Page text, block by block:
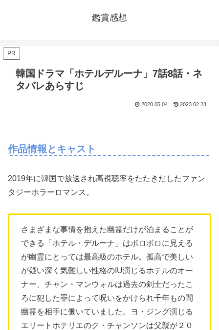
鑑賞感想
PR
韓国ドラマ「ホテルデルーナ」7話8話・ネ
タバレあらすじ
2020.05.04 2023.02.23
作品情報とキャスト
2019年に韓国で放送され高視聴率をたたきだしたファン
タジーホラーロマンス。
さまざまな事情を抱えた幽霊だけが泊まることが
できる「ホテル・デルーナ」はボロボロに見える
が幽霊にとっては最高級のホテル。孤高で美しい
が疑い深く気難しい性格のIU演じるホテルのオー
ナー、チャン・マンウォルは過去の剣士だったこ
ろに犯した罪によって呪いをかけられ千年もの間
幽霊を相手に働いていました。ヨ・ジング演じる
エリートホテリエのク・チャンソンは父親が２０